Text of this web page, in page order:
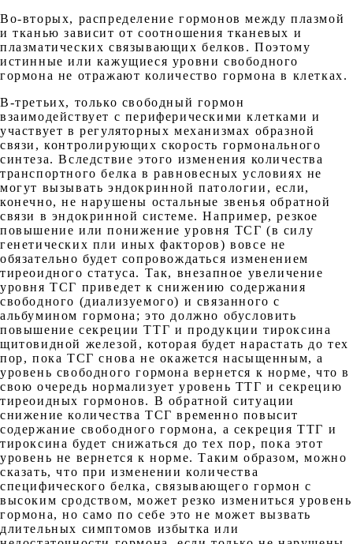
Во-вторых, распределение гормонов между плазмой
и тканью зависит от соотношения тканевых и
плазматических связывающих белков. Поэтому
истинные или кажущиеся уровни свободного
гормона не отражают количество гормона в клетках.
В-третьих, только свободный гормон
взаимодействует с периферическими клетками и
участвует в регуляторных механизмах образной
связи, контролирующих скорость гормонального
синтеза. Вследствие этого изменения количества
транспортного белка в равновесных условиях не
могут вызывать эндокринной патологии, если,
конечно, не нарушены остальные звенья обратной
связи в эндокринной системе. Например, резкое
повышение или понижение уровня ТСГ (в силу
генетических пли иных факторов) вовсе не
обязательно будет сопровождаться изменением
тиреоидного статуса. Так, внезапное увеличение
уровня ТСГ приведет к снижению содержания
свободного (диализуемого) и связанного с
альбумином гормона; это должно обусловить
повышение секреции ТТГ и продукции тироксина
щитовидной железой, которая будет нарастать до тех
пор, пока ТСГ снова не окажется насыщенным, а
уровень свободного гормона вернется к норме, что в
свою очередь нормализует уровень ТТГ и секрецию
тиреоидных гормонов. В обратной ситуации
снижение количества ТСГ временно повысит
содержание свободного гормона, а секреция ТТГ и
тироксина будет снижаться до тех пор, пока этот
уровень не вернется к норме. Таким образом, можно
сказать, что при изменении количества
специфического белка, связывающего гормон с
высоким сродством, может резко измениться уровень
гормона, но само по себе это не может вызвать
длительных симптомов избытка или